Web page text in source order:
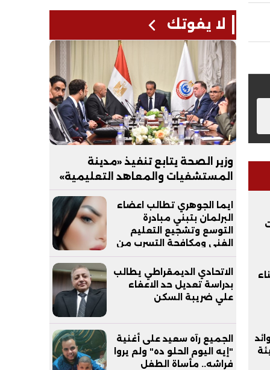
لا يفوتك
وزير الصحة يتابع تنفيذ «مدينة
المستشفيات والمعاهد التعليمية»
بالعاصمة الجديدة
ايما الجوهري تطالب اعضاء
البرلمان بتبني مبادرة
التوسع وتشجيع التعليم
الفني ومكافحة التسرب من
التعليم
الاتحادي الديمقراطي يطالب
بدراسة تعديل حد الاعفاء
علي ضريبة السكن
الجميع رآه سعيد على أغنية
"إيه اليوم الحلو ده" ولم يروا
فراشه.. مأساة الطفل